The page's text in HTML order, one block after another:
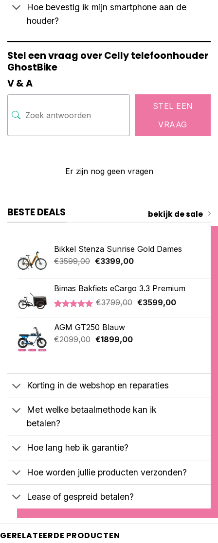
Hoe bevestig ik mijn smartphone aan de
houder?
Stel een vraag over Celly telefoonhouder
GhostBike
V & A
STEL EEN
VRAAG
Er zijn nog geen vragen
BESTE DEALS bekijk de sale
Bikkel Stenza Sunrise Gold Dames
€3599,00 Oorspronkelijke
€3599,00.
€3399,00Huidige
€3399,00.
Bimas Bakfiets eCargo 3.3 Premium
5.00 op 5
gebaseerd
op
klantbeoordelingen
€3799,00 Oorspronkelijke
€3599,00Huidige
AGM GT250 Blauw
€2099,00 Oorspronkelijke
€1899,00Huidige
Korting in de webshop en reparaties
Met welke betaalmethode kan ik
betalen?
Hoe lang heb ik garantie?
Hoe worden jullie producten verzonden?
Lease of gespreid betalen?
GERELATEERDE PRODUCTEN